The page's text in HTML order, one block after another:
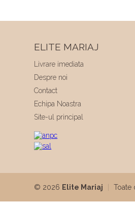
ELITE MARIAJ
Livrare imediata
Despre noi
Contact
Echipa Noastra
Site-ul principal
© 2026 Elite Mariaj Toate